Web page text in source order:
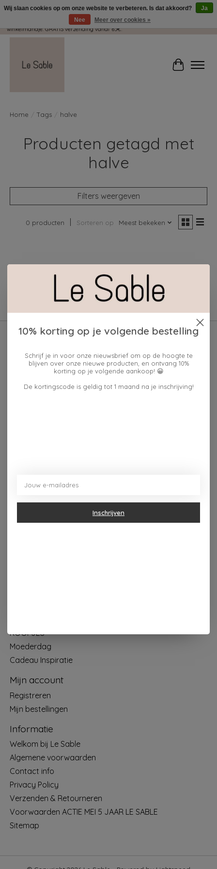
Wij pakken met plezier jouw kadootjes GRATIS in! Duid dit zeker aan in je
winkelmandje. GRATIS verzending vanaf 65€.
Home Tags halve
Producten getagd met
halve
Filters weergeven
0 producten Sorteren op Meest bekeken
Geen producten gevonden!
zaterdag 10u - 17u ---zondag maandag gesloten
Categorieën
KOOPJES
Moederdag
Cadeau Inspiratie
Mijn account
Registreren
Mijn bestellingen
Informatie
Welkom bij Le Sable
Algemene voorwaarden
Contact info
Privacy Policy
Verzenden & Retourneren
Voorwaarden ACTIE MEI 5 JAAR LE SABLE
Sitemap
Wij slaan cookies op om onze website te verbeteren. Is dat akkoord?
Ja
Nee
Meer over cookies »
10% korting op je volgende bestelling
Schrijf je in voor onze nieuwsbrief om op de hoogte te
blijven over onze nieuwe producten, en ontvang 10%
korting op je volgende aankoop! 😀
De kortingscode is geldig tot 1 maand na je inschrijving!
Inschrijven